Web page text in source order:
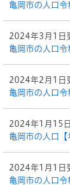
亀岡市の人口
2024年3月1日
亀岡市の人口
2024年2月1日
亀岡市の人口
2024年1月15
亀岡市の人口
2024年1月1日
亀岡市の人口